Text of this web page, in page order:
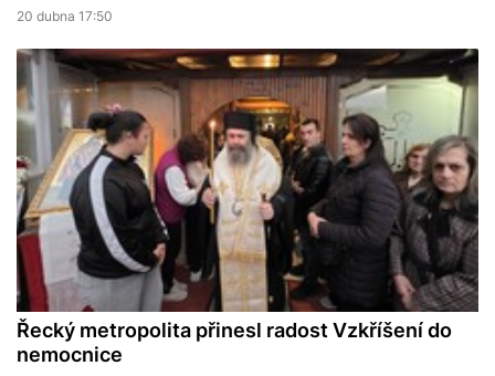
20 dubna 17:50
Řecký metropolita přinesl radost Vzkříšení do
nemocnice